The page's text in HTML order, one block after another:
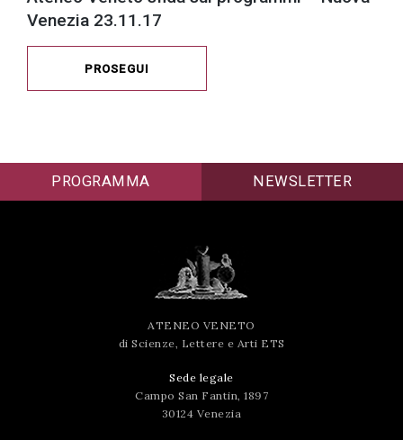
Venezia 23.11.17
PROSEGUI
PROGRAMMA NEWSLETTER
ATENEO VENETO
di Scienze, Lettere e Arti ETS
Sede legale
Campo San Fantin, 1897
30124 Venezia